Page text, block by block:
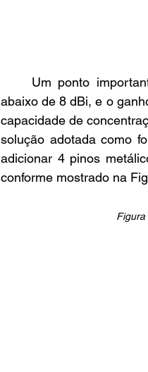
abaixo de 8 dBi, e o
capacidade de
solução adotada como
adicionar 4 pinos
conforme mostrado na
Figura